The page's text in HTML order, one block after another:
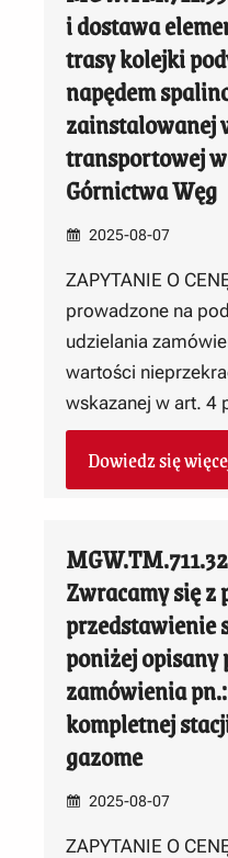
i dostawa
trasy kolejki
napędem
zainstalowanej
transportowej
Górnictwa Węg
2025-08-07
ZAPYTANIE O
prowadzone na
udzielania
wartości
wskazanej w art. 4
Dowiedz się
Zwracamy się z
przedstawienie
poniżej
zamówienia
kompletnej
gazome
2025-08-07
ZAPYTANIE O